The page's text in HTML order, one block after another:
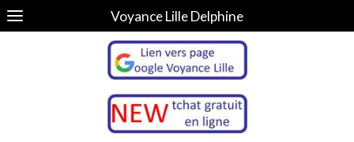
Voyance Lille Delphine